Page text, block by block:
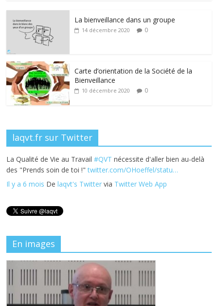
e
b
o
o
k
itt
er e e g
La bienveillance dans un groupe
14 décembre 2020 0
Carte d’orientation de la Société de la
Bienveillance
10 décembre 2020 0
laqvt.fr sur Twitter
La Qualité de Vie au Travail#QVT nécessite d'aller bien au-delà
des "Prends soin de toi !"twitter.com/OHoeffel/statu…
Il y a 6 mois Delaqvt's Twitter via Twitter Web App
En images